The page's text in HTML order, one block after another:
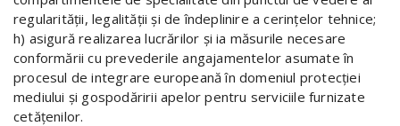
regularităţii, legalităţii şi de îndeplinire a cerinţelor tehnice;
h) asigură realizarea lucrărilor şi ia măsurile necesare
conformării cu prevederile angajamentelor asumate în
procesul de integrare europeană în domeniul protecţiei
mediului şi gospodăririi apelor pentru serviciile furnizate
cetăţenilor.